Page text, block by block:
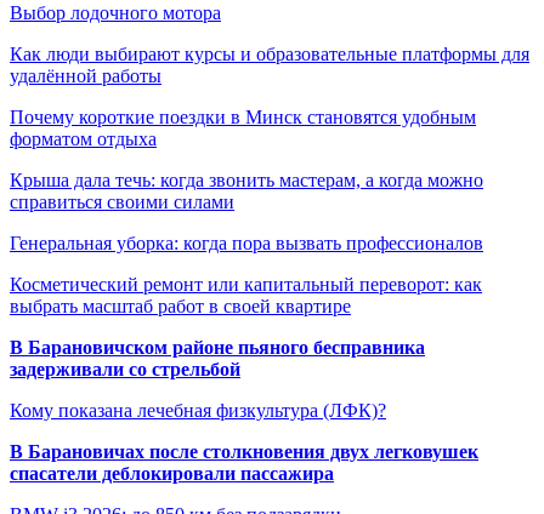
Выбор лодочного мотора
Как люди выбирают курсы и образовательные платформы для
удалённой работы
Почему короткие поездки в Минск становятся удобным
форматом отдыха
Крыша дала течь: когда звонить мастерам, а когда можно
справиться своими силами
Генеральная уборка: когда пора вызвать профессионалов
Косметический ремонт или капитальный переворот: как
выбрать масштаб работ в своей квартире
В Барановичском районе пьяного бесправника
задерживали со стрельбой
Кому показана лечебная физкультура (ЛФК)?
В Барановичах после столкновения двух легковушек
спасатели деблокировали пассажира